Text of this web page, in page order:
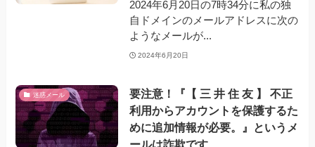
2024年6月20日の7時34分に私の独
自ドメインのメールアドレスに次の
ようなメールが...
2024年6月20日
迷惑メール
要注意！『【 三 井 住 友 】 不正
利用からアカウントを保護するた
めに追加情報が必要。』というメ